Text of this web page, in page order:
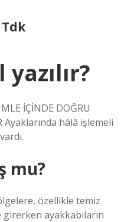
Tdk
yazılır?
İÇİNDE DOĞRU
Ayaklarında hâlâ işlemeli
mu?
özellikle temiz
ayakkabıların